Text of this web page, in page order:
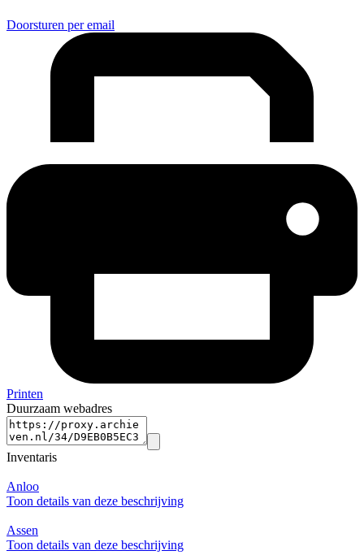
Doorsturen per email
Printen
Duurzaam webadres
Inventaris
Anloo
Toon details van deze beschrijving
Assen
Toon details van deze beschrijving